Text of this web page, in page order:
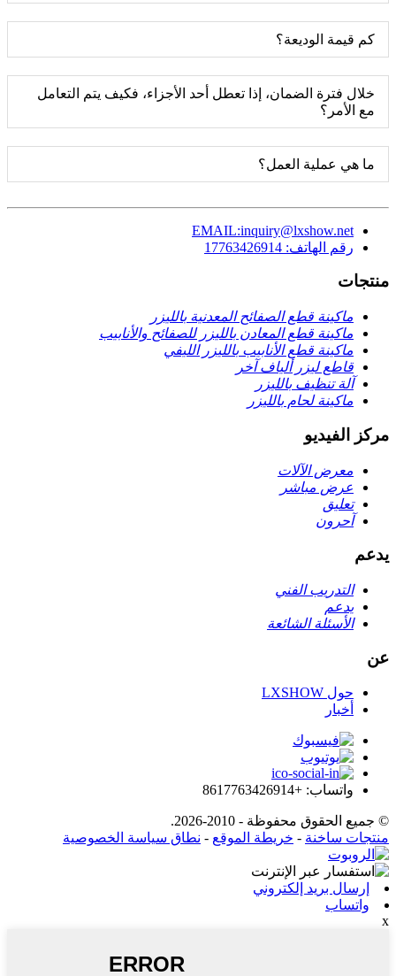
كم قيمة الوديعة؟
خلال فترة الضمان، إذا تعطل أحد الأجزاء، فكيف يتم التعامل
مع الأمر؟
ما هي عملية العمل؟
EMAIL:inquiry@lxshow.net
رقم الهاتف: 17763426914
منتجات
ماكينة قطع الصفائح المعدنية بالليزر
ماكينة قطع المعادن بالليزر للصفائح والأنابيب
ماكينة قطع الأنابيب بالليزر الليفي
قاطع ليزر ألياف آخر
آلة تنظيف بالليزر
ماكينة لحام بالليزر
مركز الفيديو
معرض الآلات
عرض مباشر
تعليق
آحرون
يدعم
التدريب الفني
يدعم
الأسئلة الشائعة
عن
حول LXSHOW
أخبار
واتساب: +8617763426914
© جميع الحقوق محفوظة - 2010-2026.
منتجات ساخنة - خريطة الموقع - نطاق سياسة الخصوصية
إرسال بريد إلكتروني
واتساب
x